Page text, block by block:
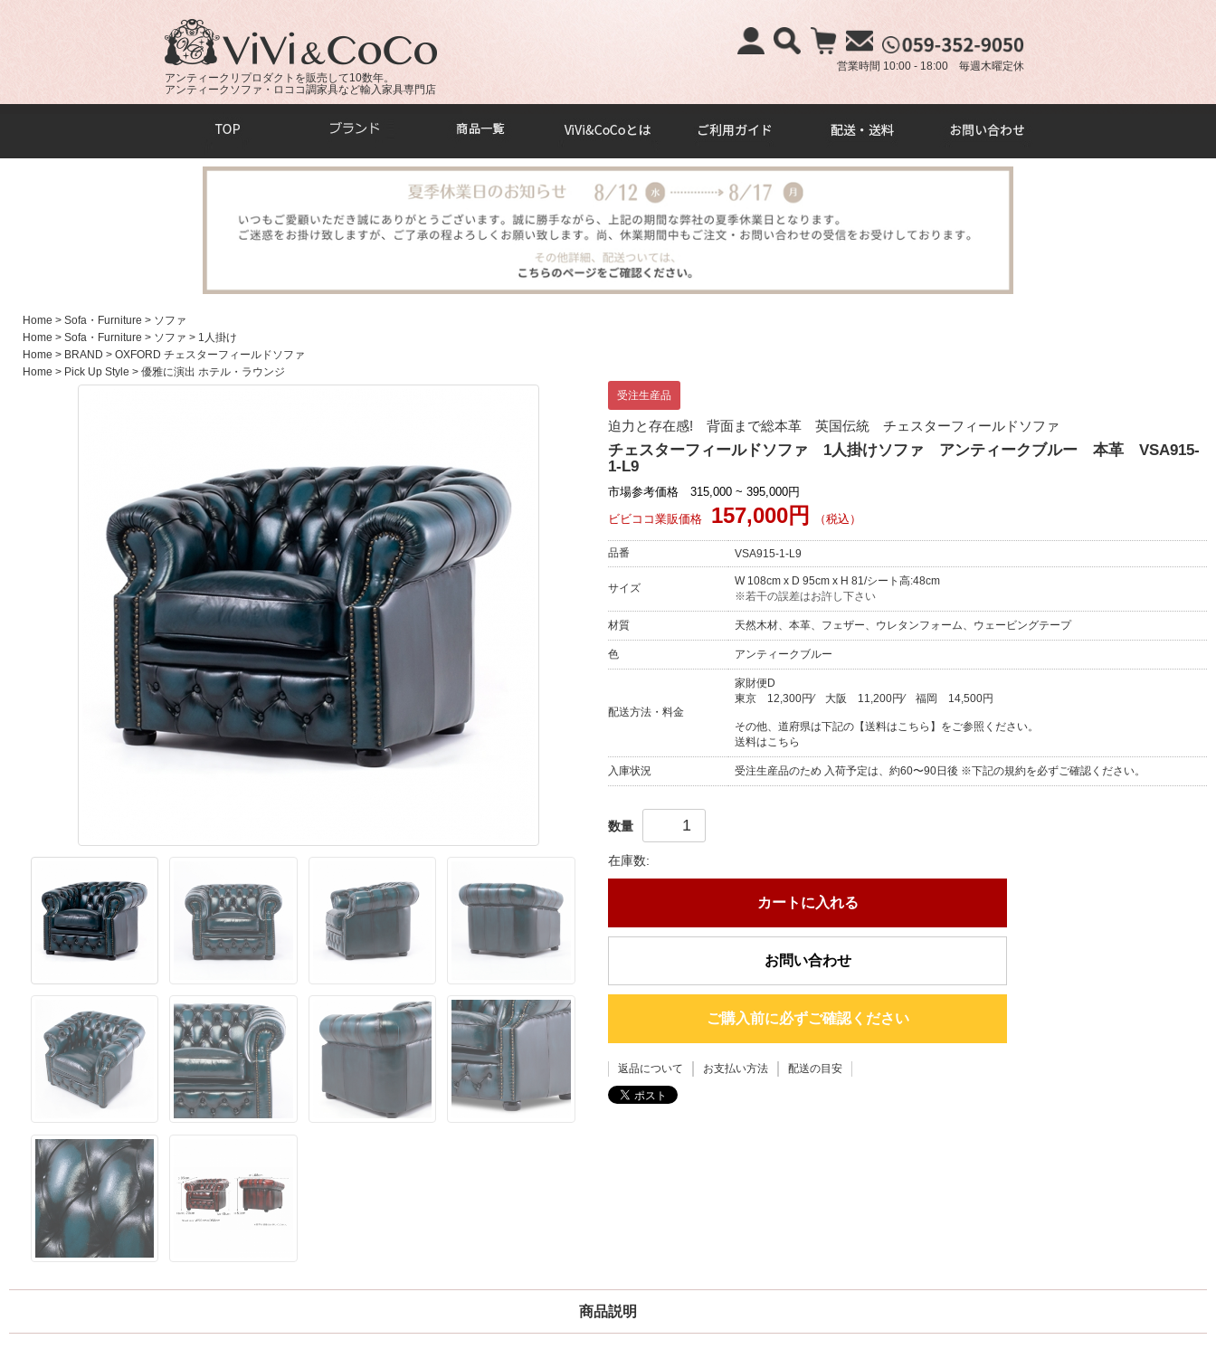
アンティークリプロダクトを販売して10数年。
アンティークソファ・ロココ調家具など輸入家具専門店
営業時間 10:00 - 18:00 毎週木曜定休
Home > Sofa・Furniture > ソファ
Home > Sofa・Furniture > ソファ > 1人掛け
Home > BRAND > OXFORD チェスターフィールドソファ
Home > Pick Up Style > 優雅に演出 ホテル・ラウンジ
受注生産品
迫力と存在感! 背面まで総本革 英国伝統 チェスターフィールドソファ
チェスターフィールドソファ 1人掛けソファ アンティークブルー 本革 VSA915-
1-L9
市場参考価格 315,000 ~ 395,000円
ビビココ業販価格
157,000円 （税込）
品番 VSA915-1-L9
サイズ
W 108cm x D 95cm x H 81/シート高:48cm
※若干の誤差はお許し下さい
材質 天然木材、本革、フェザー、ウレタンフォーム、ウェービングテープ
色 アンティークブルー
配送方法・料金
家財便D
東京
12,300円⁄ 大阪 11,200円⁄ 福岡 14,500円
その他、道府県は下記の【送料はこちら】をご参照ください。
送料はこちら
入庫状況 受注生産品のため 入荷予定は、約60〜90日後 ※下記の規約を必ずご確認ください。
数量
在庫数:
カートに入れる
お問い合わせ
ご購入前に必ずご確認ください
返品について お支払い方法 配送の目安
商品説明
×